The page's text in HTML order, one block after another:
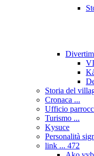
Storia del
Cronaca ...
Ufficio
Turismo ...
Kysuce
Personalità
link ... 472